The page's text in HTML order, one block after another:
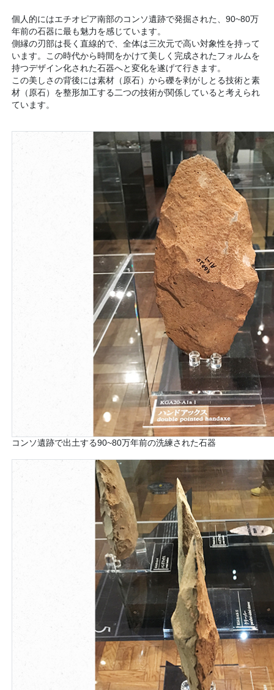
個人的にはエチオピア南部のコンソ遺跡で発掘された、90~80万
年前の石器に最も魅力を感じています。
側縁の刃部は長く直線的で、全体は三次元で高い対象性を持って
います。この時代から時間をかけて美しく完成されたフォルムを
持つデザイン化された石器へと変化を遂げて行きます。
この美しさの背後には素材（原石）から礫を剥がしとる技術と素
材（原石）を整形加工する二つの技術が関係していると考えられ
ています。
コンソ遺跡で出土する90~80万年前の洗練された石器